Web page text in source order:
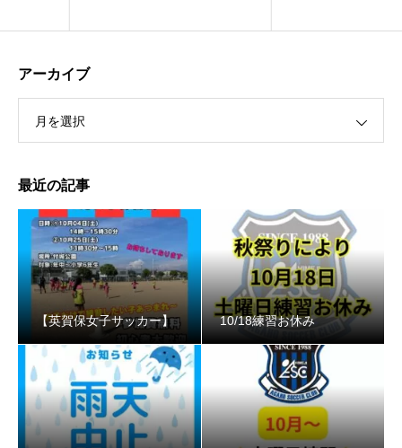
アーカイブ
月を選択
最近の記事
【英賀保女子サッカー】 10/18練習お休み